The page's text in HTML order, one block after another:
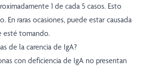
1 de cada 5 casos. Esto
En raras ocasiones, puede estar causada
esté tomando.
de la carencia de IgA?
con deficiencia de IgA no presentan